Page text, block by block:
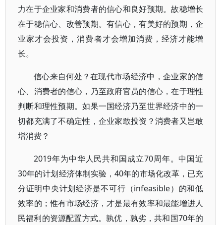
力在于企业家和消费者的信心和良好预期。故稳增长
在于稳信心、改善预期。有信心，有美好的预期，企
业家才会投资，消费者才会增加消费，经济才能增
长。
信心来自何处？在现代市场经济中，企业家的信
心、消费者的信心，乃至政府官员的信心，在于理性
判断和理性预期。如果一国经济乃至世界经济中的一
切都充满了不确定性，企业家敢投资？消费者又岂敢
增消费？
2019年为中华人民共和国成立70周年。中国近
30年的计划经济体制实验，40年的市场化改革，已充
分证明中央计划经济是不可行（infeasible）的和低
效率的；惟有市场经济，才是最有效率和最能增进人
民福利的资源配置方式。孰优，孰劣，共和国70年的